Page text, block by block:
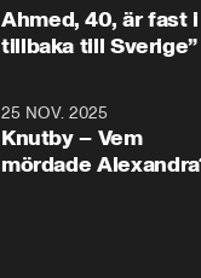
Ahmed, 40, är fast i
tillbaka till Sverige”
25 NOV. 2025
Knutby – Vem
mördade